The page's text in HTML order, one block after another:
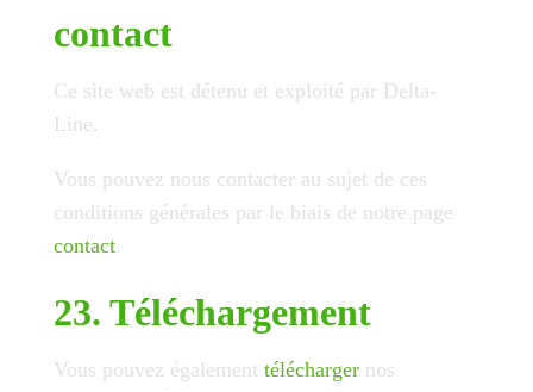
contact
Ce site web est détenu et exploité par Delta-
Line.
Vous pouvez nous contacter au sujet de ces
conditions générales par le biais de notre page
contact.
23. Téléchargement
Vous pouvez également téléchargernos